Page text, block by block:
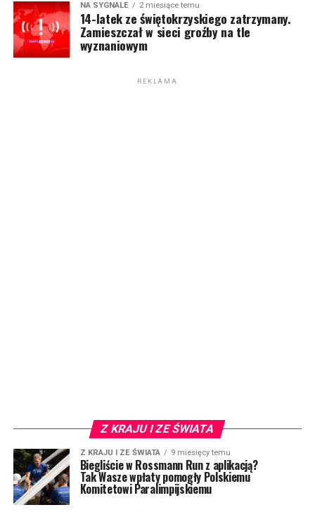
NA SYGNALE 2 miesiące temu
14-latek ze świętokrzyskiego zatrzymany.
Zamieszczał w sieci groźby na tle
wyznaniowym
REKLAMA
Z KRAJU I ZE ŚWIATA
Z KRAJU I ZE ŚWIATA 9 miesięcy temu
Biegliście w Rossmann Run z aplikacją?
Tak Wasze wpłaty pomogły Polskiemu
Komitetowi Paralimpijskiemu